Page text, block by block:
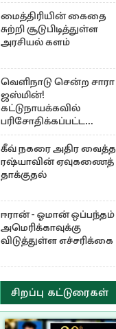
மைத்திரியின் கைதை
சுற்றி சூடுபிடித்துள்ள
அரசியல் களம்
வெளிநாடு சென்ற சாரா
ஜஸ்மின்!
கட்டுநாயக்கவில்
பரிசோதிக்கப்பட்ட
CCTVவில்
வெளிச்சத்துக்கு வந்த
தகவல்
கீவ் நகரை அதிர வைத்த
ரஷ்யாவின் ஏவுகணைத்
தாக்குதல்
ஈரான் - ஓமான் ஒப்பந்தம்
அமெரிக்காவுக்கு
விடுத்துள்ள எச்சரிக்கை
சிறப்பு கட்டுரைகள்